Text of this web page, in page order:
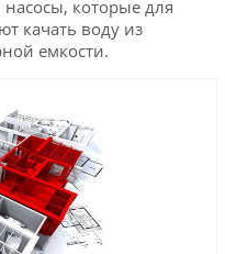
которые для
качать воду из
емкости.